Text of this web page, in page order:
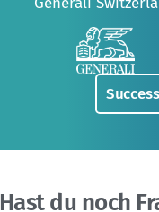
Hast du noch